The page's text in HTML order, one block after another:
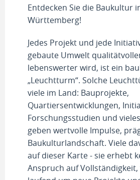
Entdecken Sie die Baukultur
Württemberg!
Jedes Projekt und jede
gebaute Umwelt
lebenswerter wird, ist ein
„Leuchtturm“. Solche
viele im Land: Bauprojekte,
Quartiersentwicklungen,
Forschungsstudien und
geben wertvolle Impulse,
Baukulturlandschaft. Viele
auf dieser Karte - sie erhebt
Anspruch auf